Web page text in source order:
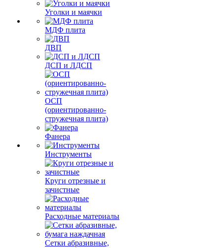
Уголки и маячки
МДФ плита
ДВП
ДСП и ЛДСП
ОСП
(ориентированно-
стружечная плита)
Фанера
Инструменты
Круги отрезные и
зачистные
Расходные материалы
Сетки абразивные,